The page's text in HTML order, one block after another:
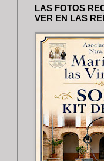
LAS FOTOS
VER EN LAS